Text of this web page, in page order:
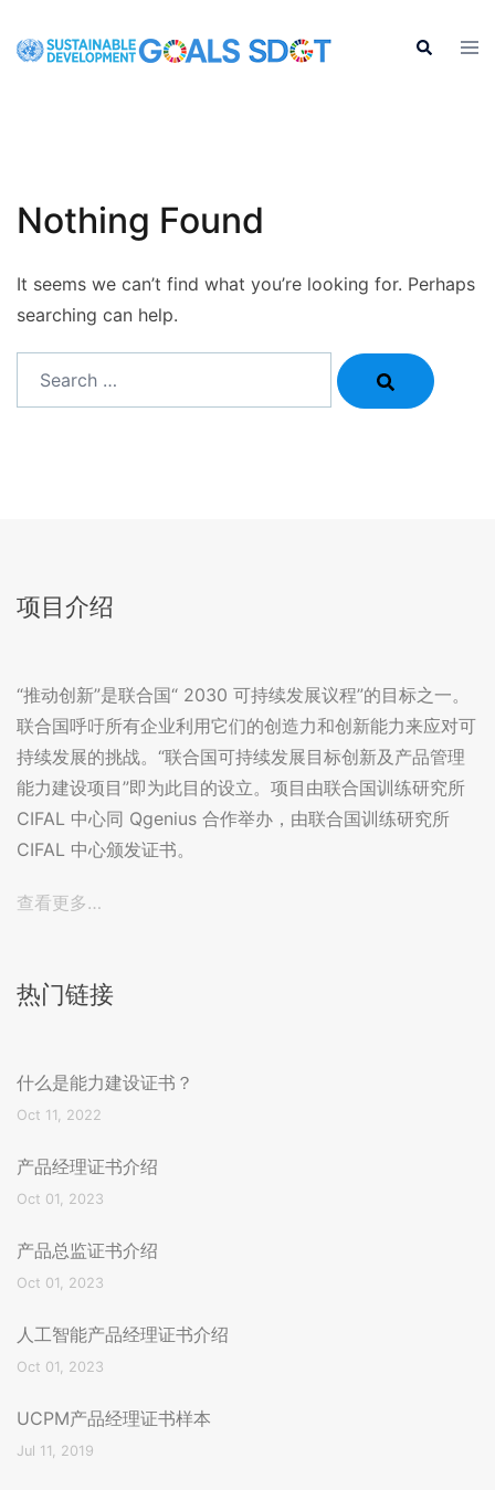
Search
Nothing Found
It seems we can’t find what you’re looking for. Perhaps
searching can help.
项目介绍
“推动创新”是联合国“ 2030 可持续发展议程”的目标之一。
联合国呼吁所有企业利用它们的创造力和创新能力来应对可
持续发展的挑战。“联合国可持续发展目标创新及产品管理
能力建设项目”即为此目的设立。项目由联合国训练研究所
CIFAL 中心同 Qgenius 合作举办，由联合国训练研究所
CIFAL 中心颁发证书。
查看更多…
热门链接
什么是能力建设证书？
Oct 11, 2022
产品经理证书介绍
Oct 01, 2023
产品总监证书介绍
Oct 01, 2023
人工智能产品经理证书介绍
Oct 01, 2023
UCPM产品经理证书样本
Jul 11, 2019